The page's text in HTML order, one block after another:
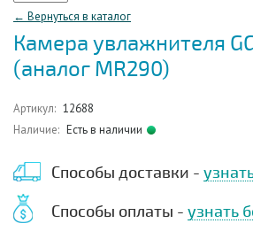
← Вернуться в каталог
Камера увлажнителя
(аналог MR290)
Артикул: 12688
Наличие: Есть в наличии
Способы доставки -
Способы оплаты - узнать